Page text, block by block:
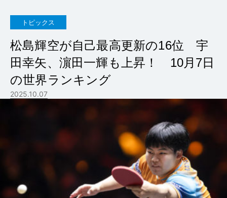
トピックス
松島輝空が自己最高更新の16位 宇
田幸矢、濵田一輝も上昇！ 10月7日
の世界ランキング
2025.10.07